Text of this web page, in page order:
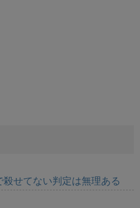
殺せてない判定は無理ある